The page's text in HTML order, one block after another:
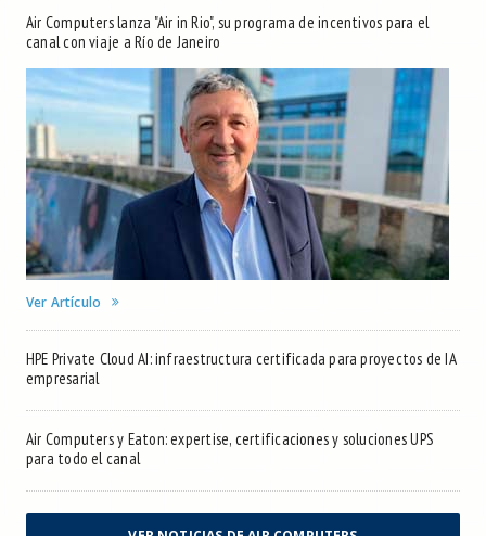
Air Computers lanza "Air in Rio", su programa de incentivos para el
canal con viaje a Río de Janeiro
Ver Artículo
HPE Private Cloud AI: infraestructura certificada para proyectos de IA
empresarial
Air Computers y Eaton: expertise, certificaciones y soluciones UPS
para todo el canal